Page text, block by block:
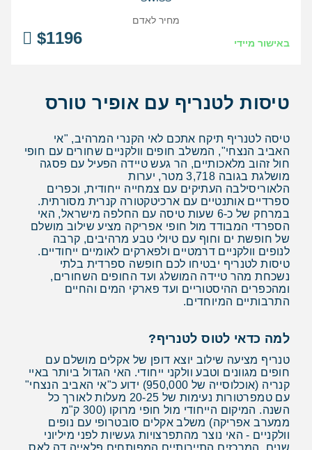
באישור מיידי $1196
מחיר לאדם
טיסות לטנריף עם אופיר טורס
טיסה לטנריף תיקח אתכם לאי הקנרי המרהיב, "אי
האביב הנצחי", המשלב חופים וולקניים שחורים עם חופי
חול זהוב מלאכותיים, הר געש טיידה הפעיל עם פסגה
מושלגת בגובה 3,718 מטר, יערות
הלאוריסילבה העתיקים עם צמחייה ייחודית, וכפרים
ספרדיים אותנטיים עם ארכיטקטורה קנרית מסורתית.
במרחק של כ-6 שעות טיסה עם החלפה מישראל, האי
הספרדי המבודד מול חופי אפריקה מציע שילוב מושלם
של חופשת ים וחוף עם טיולי טבע מרהיבים, קרבה
לנופים וולקניים דרמטיים ולפארקים לאומיים ייחודיים.
טיסות לטנריף יבטיחו לכם חופשה ספרדית בלתי
נשכחת מהר טיידה המושלג ועד החופים השחורים,
ומהכפרים ההיסטוריים ועד פארקי המים והחיים
התרבותיים המיוחדים.
למה כדאי לטוס לטנריף?
טנריף מציעה שילוב יוצא דופן של אקלים מושלם עם
חופים מגוונים וטבע וולקני ייחודי. האי הגדול ביותר באיי
קנריה (אוכלוסייה של 950,000) ידוע כ"אי האביב הנצחי"
עם טמפרטורות נעימות של 20-25 מעלות לאורך כל
השנה. המיקום הייחודי מול חופי מרוקו (300 ק"מ
ממערב אפריקה) משלב אקלים סובטרופי עם נופים
וולקניים - האי נוצר מהתפרצויות געשיות לפני מיליוני
שנים. המרכזים התיירותיים המפותחים פלאייה דה לאס